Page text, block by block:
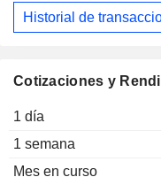
Cotizaciones y
1 día
1 semana
Mes en curso
Historial de